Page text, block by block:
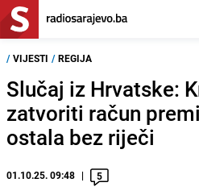
/ VIJESTI / REGIJA
Slučaj iz Hrvatske:
zatvoriti račun
ostala bez riječi
01.10.25. 09:48 5